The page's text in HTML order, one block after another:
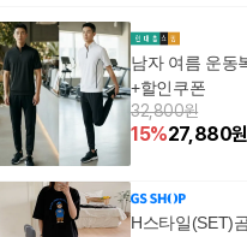
남자 여름 운동
+할인쿠폰
32,800원
15%27,880원
H스타일(SET)